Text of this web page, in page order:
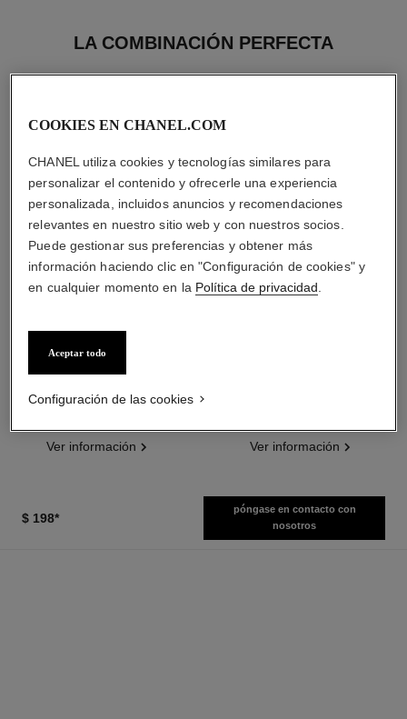
LA COMBINACIÓN PERFECTA
rouge allure velvet
Ref. 162580
17 tonos disponibles
Ver información Ver información
$ 198*
póngase en contacto con
nosotros
COOKIES EN CHANEL.COM
CHANEL utiliza cookies y tecnologías similares para
personalizar el contenido y ofrecerle una experiencia
personalizada, incluidos anuncios y recomendaciones
relevantes en nuestro sitio web y con nuestros socios.
Puede gestionar sus preferencias y obtener más
información haciendo clic en "Configuración de cookies" y
en cualquier momento en la Política de privacidad
Aceptar todo
Configuración de las cookies